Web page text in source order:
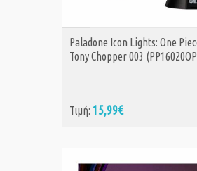
ΑΓΟΡΑ
Paladone Icon Lights: One
Tony Chopper 003
Τιμή: 15,99€